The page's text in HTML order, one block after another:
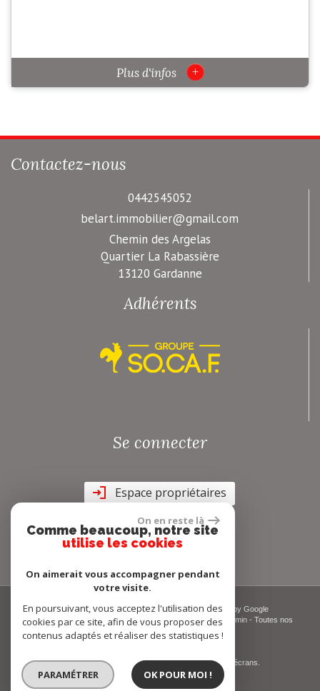
Plus d'infos +
Contactez-nous
0442545052
belart.immobilier@gmail.com
Chemin des Argelas
Quartier La Rabassière
13120 Gardanne
Adhérents
Se connecter
Espace propriétaires
© 2026 | Tous droits réservés | Traduction powered by Google
Plan du site- Mentions légales- Nos honoraires-Liens- Admin- Toutes nos
annonces
-Politique RGPD
un seul site adaptable à tous les types d'écrans.
On en reste là
Comme beaucoup, notre site
utilise les cookies
On aimerait vous accompagner pendant
votre visite.
En poursuivant, vous acceptez l'utilisation des
cookies par ce site, afin de vous proposer des
contenus adaptés et réaliser des statistiques !
PARAMÉTRER OK POUR MOI !